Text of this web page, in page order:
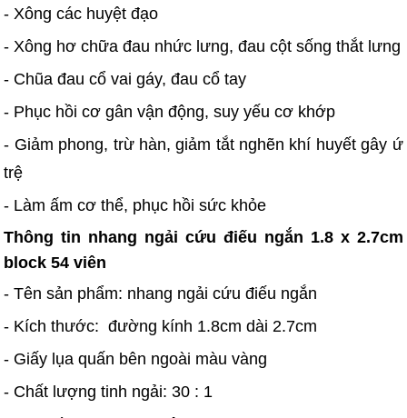
- Xông các huyệt đạo
- Xông hơ chữa đau nhức lưng, đau cột sống thắt lưng
- Chũa đau cổ vai gáy, đau cổ tay
- Phục hồi cơ gân vận động, suy yếu cơ khớp
- Giảm phong, trừ hàn, giảm tắt nghẽn khí huyết gây ứ
trệ
- Làm ấm cơ thể, phục hồi sức khỏe
Thông tin nhang ngải cứu điếu ngắn 1.8 x 2.7cm
block 54 viên
- Tên sản phẩm: nhang ngải cứu điếu ngắn
- Kích thước: đường kính 1.8cm dài 2.7cm
- Giấy lụa quấn bên ngoài màu vàng
- Chất lượng tinh ngải: 30 : 1